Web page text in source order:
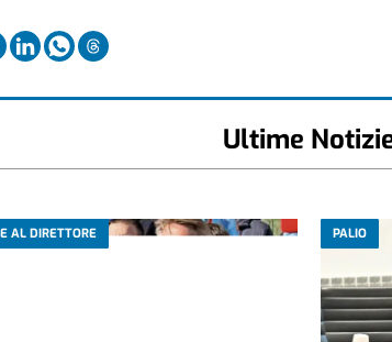
Ultime
AL DIRETTORE PALIO